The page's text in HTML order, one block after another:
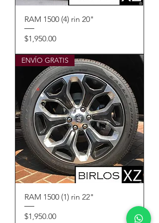
RAM 1500 (4) rin 20"
Precio
$1,950.00
ENVÍO GRATIS
RAM 1500 (1) rin 22"
Precio
$1,950.00